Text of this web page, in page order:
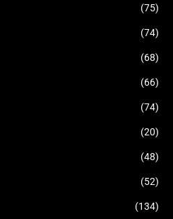
(75)
(74)
(68)
(66)
(74)
(20)
(48)
(52)
(134)